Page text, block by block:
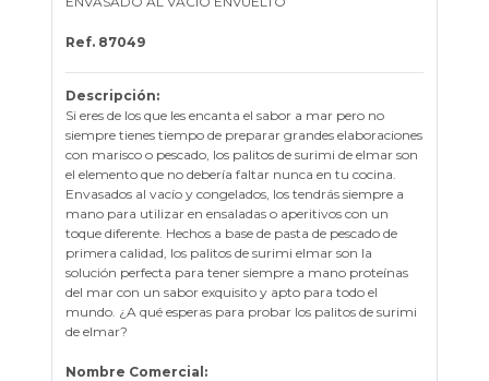
Ref. 87049
Descripción:
Si eres de los que les encanta el sabor a mar pero no
siempre tienes tiempo de preparar grandes elaboraciones
con marisco o pescado, los palitos de surimi de elmar son
el elemento que no debería faltar nunca en tu cocina.
Envasados al vacío y congelados, los tendrás siempre a
mano para utilizar en ensaladas o aperitivos con un
toque diferente. Hechos a base de pasta de pescado de
primera calidad, los palitos de surimi elmar son la
solución perfecta para tener siempre a mano proteínas
del mar con un sabor exquisito y apto para todo el
mundo. ¿A qué esperas para probar los palitos de surimi
de elmar?
Nombre Comercial: